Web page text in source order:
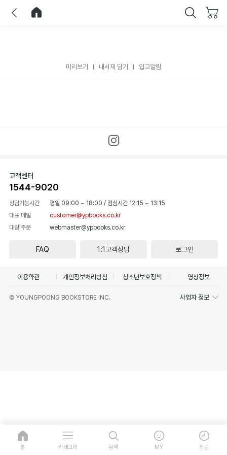
미리보기 내서재 담기 입고알림
고객센터
1544-9020
상담가능시간 평일 09:00 ~ 18:00 / 점심시간 12:15 ~ 13:15
대표 메일
customer@ypbooks.co.kr
대량 주문
webmaster@ypbooks.co.kr
FAQ 1:1고객상담 로그인
이용약관 개인정보처리방침 청소년보호정책 영상정보
© YOUNGPOONG BOOKSTORE INC. 사업자 정보
홈 카테고리 검색 MY 최근